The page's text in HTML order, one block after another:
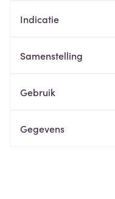
Indicatie
Samenstelling
Gebruik
Gegevens